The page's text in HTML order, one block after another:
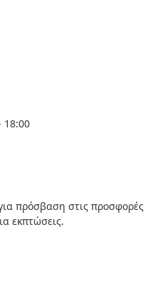
18:00
πρόσβαση στις προσφορές
εκπτώσεις.